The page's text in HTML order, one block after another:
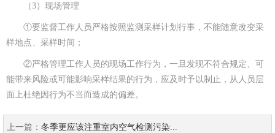
（3）现场管理
①要监督工作人员严格按照监测采样计划行事，不能随意改变采
样地点、采样时间；
②严格管理工作人员的现场工作行为，一旦发现不符合规定、可
能带来风险或可能影响采样结果的行为，应及时予以制止，从人员层
面上杜绝因行为不当而造成的偏差。
上一篇： 冬季更应该注重室内空气检测污染...